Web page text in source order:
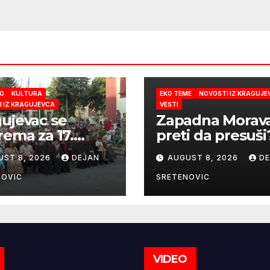
KULTURA
IZ KRAGUJEVCA
se
za 17.
koje
27. avgusta!
8, 2026 DEJAN
EKO TEME
NOVOSTI IZ
VESTI
Zapadna
preti da
AUGUST 8, 2026
SRETENOVIC
VIDEO